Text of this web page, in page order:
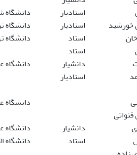
استادیار
دانشگاه
خورشید استادیار
دانشگاه
استاد
دانشگاه
استاد
دانشیار
دانشگاه
استادیار
دانشگاه
دانشیار
دانشگاه
استاد
دانشگاه